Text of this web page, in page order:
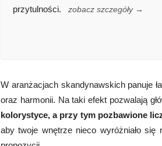
przytulności.
zobacz szczegóły →
W aranżacjach skandynawskich panuje
oraz harmonii. Na taki efekt pozwalają
kolorystyce, a przy tym pozbawione
aby twoje wnętrze nieco wyróżniało